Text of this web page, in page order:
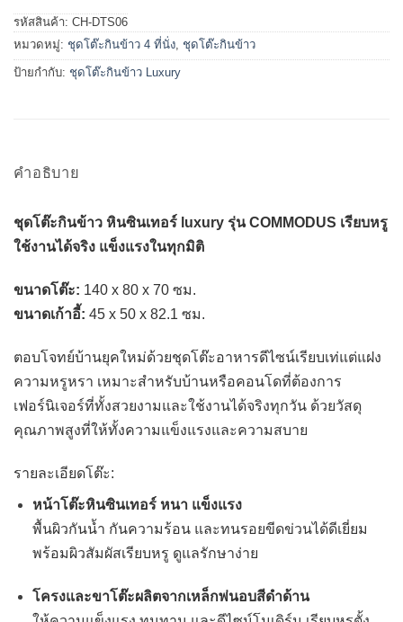
รหัสสินค้า: CH-DTS06
หมวดหมู่: ชุดโต๊ะกินข้าว 4 ที่นั่ง, ชุดโต๊ะกินข้าว
ป้ายกำกับ: ชุดโต๊ะกินข้าว Luxury
คำอธิบาย
ชุดโต๊ะกินข้าว หินซินเทอร์ luxury รุ่น COMMODUS เรียบหรู
ใช้งานได้จริง แข็งแรงในทุกมิติ
ขนาดโต๊ะ: 140 x 80 x 70 ซม.
ขนาดเก้าอี้: 45 x 50 x 82.1 ซม.
ตอบโจทย์บ้านยุคใหม่ด้วยชุดโต๊ะอาหารดีไซน์เรียบเท่แต่แฝง
ความหรูหรา เหมาะสำหรับบ้านหรือคอนโดที่ต้องการ
เฟอร์นิเจอร์ที่ทั้งสวยงามและใช้งานได้จริงทุกวัน ด้วยวัสดุ
คุณภาพสูงที่ให้ทั้งความแข็งแรงและความสบาย
รายละเอียดโต๊ะ:
หน้าโต๊ะหินซินเทอร์ หนา แข็งแรง
พื้นผิวกันน้ำ กันความร้อน และทนรอยขีดข่วนได้ดีเยี่ยม
พร้อมผิวสัมผัสเรียบหรู ดูแลรักษาง่าย
โครงและขาโต๊ะผลิตจากเหล็กพ่นอบสีดำด้าน